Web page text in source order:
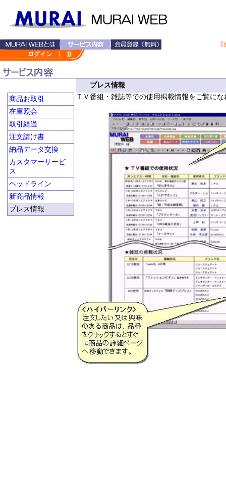
プレス情報
商品お取引
在庫照会
取引経過
注文請け書
納品データ交換
カスタマーサービ
ス
ヘッドライン
新商品情報
プレス情報
ＴＶ番組・雑誌等での使用掲載情報をご覧にな